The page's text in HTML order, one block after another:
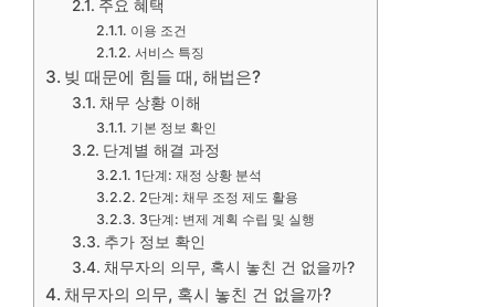
주요 혜택
이용 조건
서비스 특징
빚 때문에 힘들 때, 해법은?
채무 상황 이해
기본 정보 확인
단계별 해결 과정
1단계: 재정 상황 분석
2단계: 채무 조정 제도 활용
3단계: 변제 계획 수립 및 실행
추가 정보 확인
채무자의 의무, 혹시 놓친 건 없을까?
채무자의 의무, 혹시 놓친 건 없을까?